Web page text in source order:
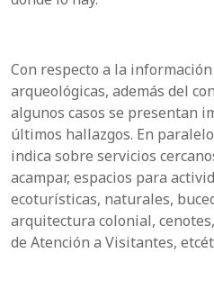
Con respecto a la
arqueológicas, además del
algunos casos se presentan
últimos hallazgos. En
indica sobre servicios
acampar, espacios para
ecoturísticas, naturales,
arquitectura colonial,
de Atención a Visitantes,